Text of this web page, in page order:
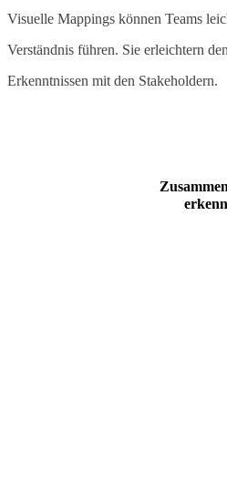
Visuelle Mappings können Teams
Verständnis führen. Sie erleichtern
Erkenntnissen mit den Stakeholdern.